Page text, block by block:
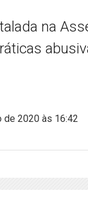
na
de 2020 às 16:42